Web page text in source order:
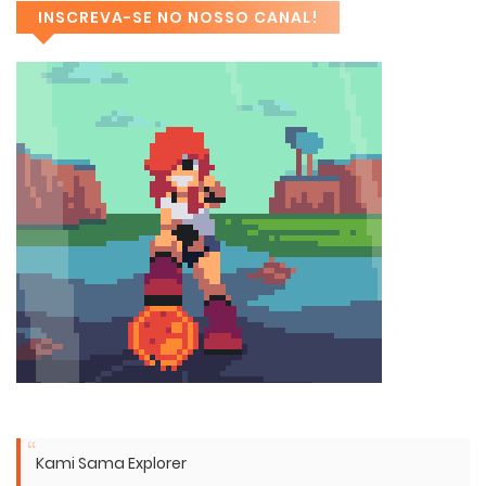
INSCREVA-SE NO NOSSO CANAL!
Kami Sama Explorer